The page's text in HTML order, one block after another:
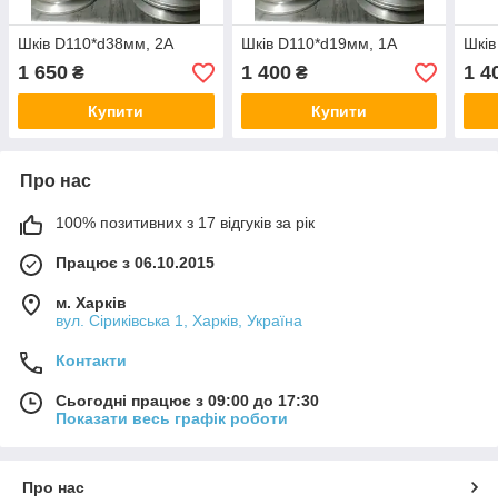
Шків D110*d38мм, 2А
1 650 ₴
Купити
Шків D110*d19мм, 1А
1 400₴
Купити
1
Про нас
100% позитивних з 17 відгуків за рік
Працює з 06.10.2015
м. Харків
вул. Сіриківська 1, Харків, Україна
Контакти
Сьогодні працює з 09:00 до 17:30
Показати весь графік роботи
Про нас